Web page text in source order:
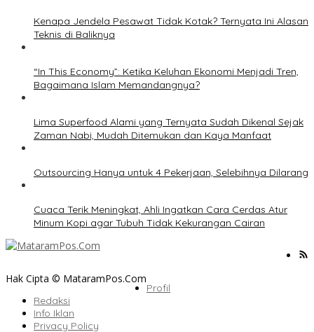
Kenapa Jendela Pesawat Tidak Kotak? Ternyata Ini Alasan
Teknis di Baliknya
“In This Economy”: Ketika Keluhan Ekonomi Menjadi Tren,
Bagaimana Islam Memandangnya?
Lima Superfood Alami yang Ternyata Sudah Dikenal Sejak
Zaman Nabi, Mudah Ditemukan dan Kaya Manfaat
Outsourcing Hanya untuk 4 Pekerjaan, Selebihnya Dilarang
Cuaca Terik Meningkat, Ahli Ingatkan Cara Cerdas Atur
Minum Kopi agar Tubuh Tidak Kekurangan Cairan
Hak Cipta © MataramPos.Com
Profil
Redaksi
Info Iklan
Privacy Policy